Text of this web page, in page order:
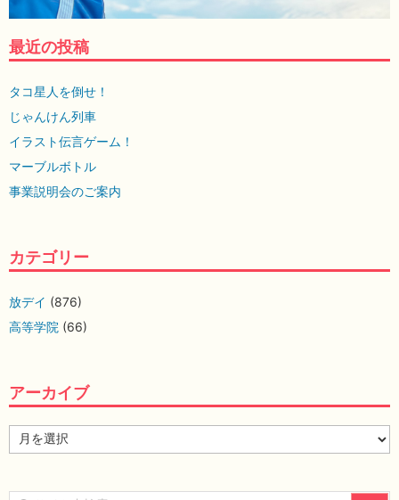
最近の投稿
タコ星人を倒せ！
じゃんけん列車
イラスト伝言ゲーム！
マーブルボトル
事業説明会のご案内
カテゴリー
放デイ (876)
高等学院 (66)
アーカイブ
ー
イ